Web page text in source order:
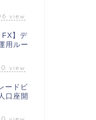
view
FX】デ
用ルー
view
ードビ
口座開